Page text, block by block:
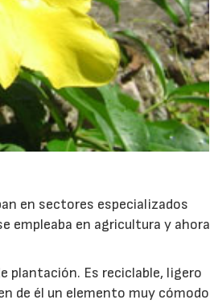
en sectores especializados
empleaba en agricultura y ahora
plantación. Es reciclable, ligero
de él un elemento muy cómodo